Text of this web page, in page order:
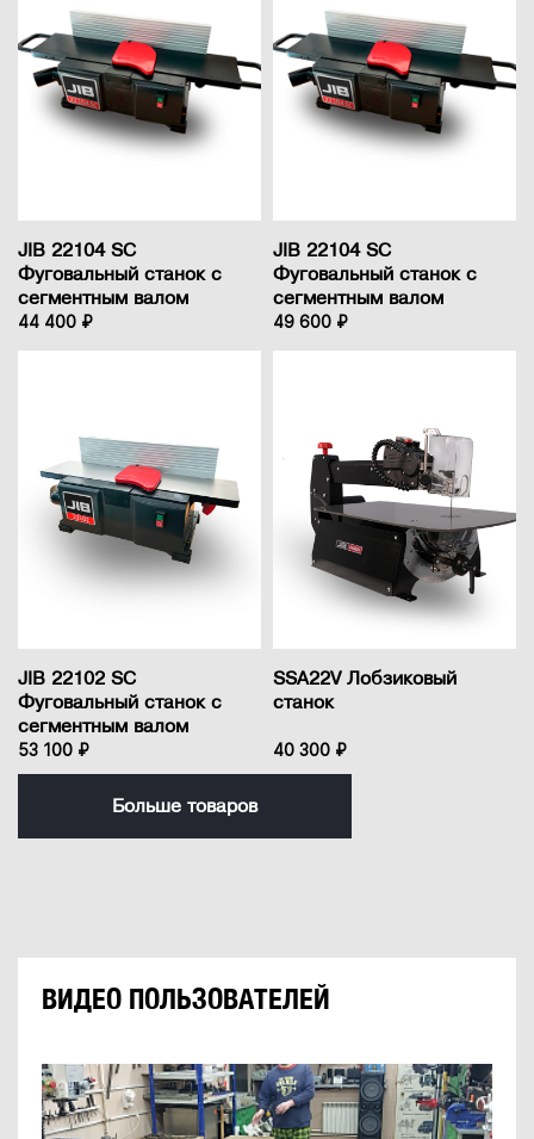
JIB 22104 SC
Фуговальный станок с
сегментным валом
44 400 ₽
JIB 22104 SC
Фуговальный станок с
сегментным валом
49 600 ₽
JIB 22102 SC
Фуговальный станок с
сегментным валом
53 100 ₽
SSA22V Лобзиковый
станок
40 300 ₽
Больше товаров
ВИДЕО ПОЛЬЗОВАТЕЛЕЙ